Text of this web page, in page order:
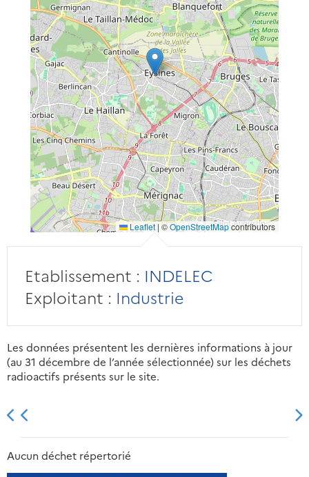
Leaflet | ©OpenStreetMapcontributors
Etablissement : INDELEC
Exploitant : Industrie
Les données présentent les dernières informations à jour
(au 31 décembre de l’année sélectionnée) sur les déchets
radioactifs présents sur le site.
2013 2014
Aucun déchet répertorié